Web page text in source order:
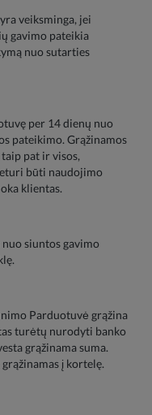
veiksminga, jei
gavimo pateikia
nuo sutarties
per 14 dienų nuo
pateikimo. Grąžinamos
pat ir visos,
būti naudojimo
klientas.
siuntos gavimo
Parduotuvė grąžina
turėtų nurodyti banko
grąžinama suma.
į kortelę.